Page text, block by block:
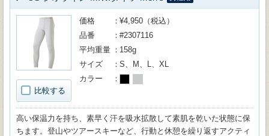
比較する
価格
¥4,950（税込）
品番
#2307116
平均重量
158g
サイズ
S、M、L、XL
カラー
高い保温力を持ち、素早く汗を吸水拡散して素肌を乾いた状態に保
ちます。登山やツアースキーなど、行動と休憩を繰り返すアクティ